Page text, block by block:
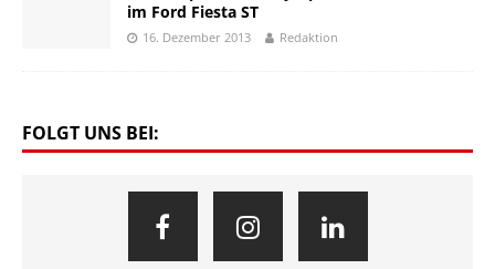
im Ford Fiesta ST
16. Dezember 2013 Redaktion
FOLGT UNS BEI: